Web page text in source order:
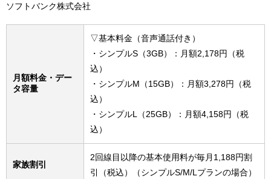
ソフトバンク株式会社
月額料金・デー
タ容量
▽基本料金（音声通話付き）
・シンプルS（3GB）：月額2,178円（税
込）
・シンプルM（15GB）：月額3,278円（税
込）
・シンプルL（25GB）：月額4,158円（税
込）
家族割引
2回線目以降の基本使用料が毎月1,188円割
引（税込）（シンプルS/M/Lプランの場合）